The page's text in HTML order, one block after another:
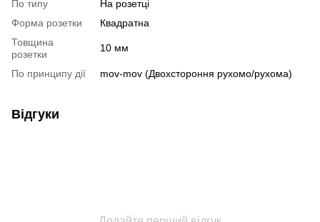
По типу
На розетці
Форма розетки
Квадратна
Товщина
розетки
10 мм
По принципу дії mov-mov (Двохстороння рухомо/рухома)
Відгуки